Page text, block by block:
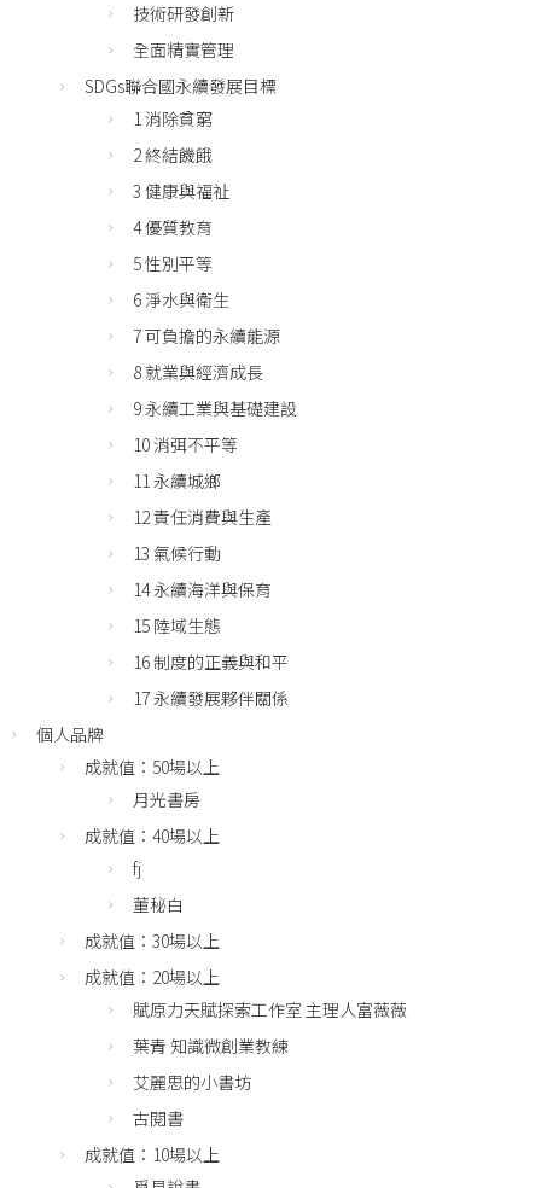
技術研發創新
全面精實管理
SDGs聯合國永續發展目標
1 消除貧窮
2 終結饑餓
3 健康與福祉
4 優質教育
5 性別平等
6 淨水與衛生
7 可負擔的永續能源
8 就業與經濟成長
9 永續工業與基礎建設
10 消弭不平等
11 永續城鄉
12 責任消費與生產
13 氣候行動
14 永續海洋與保育
15 陸域生態
16 制度的正義與和平
17 永續發展夥伴關係
個人品牌
成就值：50場以上
月光書房
成就值：40場以上
fj
董秘白
成就值：30場以上
成就值：20場以上
賦原力天賦探索工作室 主理人富薇薇
葉青 知識微創業教練
艾麗思的小書坊
古閱書
成就值：10場以上